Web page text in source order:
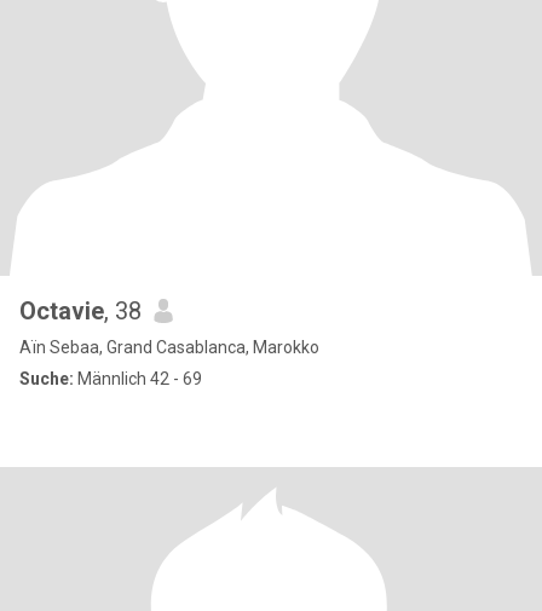
Octavie, 38
Aïn Sebaa, Grand Casablanca, Marokko
Suche: Männlich 42 - 69